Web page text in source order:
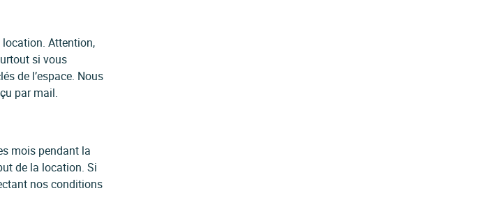
Attention,
si vous
de l’espace. Nous
par mail.
mois pendant la
de la location. Si
nos conditions